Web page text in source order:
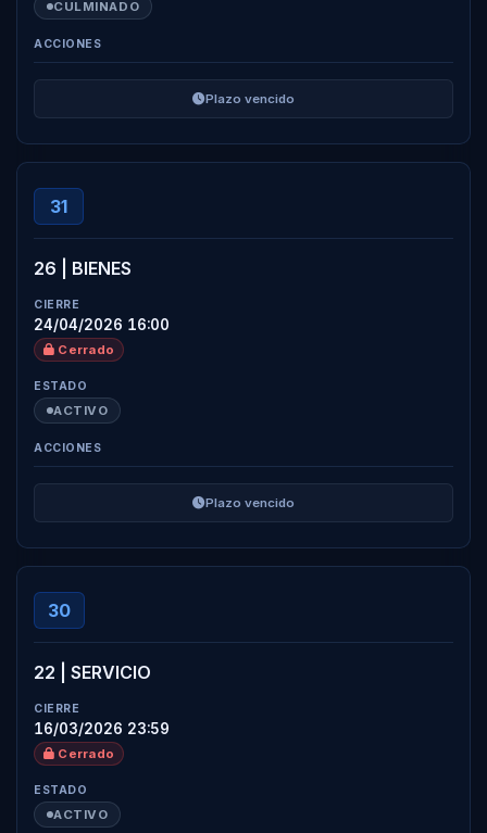
CULMINADO
Plazo vencido
31
26 | BIENES
24/04/2026 16:00
Cerrado
ACTIVO
Plazo vencido
30
22 | SERVICIO
16/03/2026 23:59
Cerrado
ACTIVO